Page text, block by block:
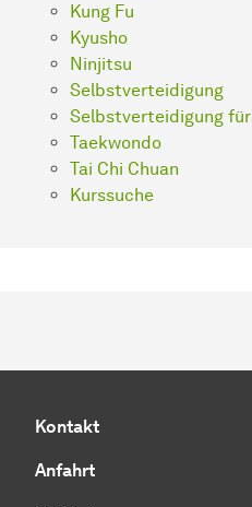
Kung Fu
Kyusho
Ninjitsu
Selbstverteidigung
Selbstverteidigung für
Taekwondo
Tai Chi Chuan
Kurssuche
Kontakt
Anfahrt